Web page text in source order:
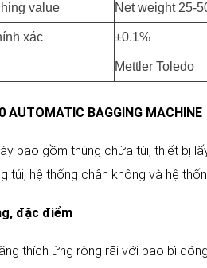
value Net weight 25-
xác ±0.1%
Mettler Toledo
AUTOMATIC BAGGING MACHINE
bao gồm thùng chứa túi, thiết bị
túi, hệ thống chân không và hệ
đặc điểm
thích ứng rộng rãi với bao bì